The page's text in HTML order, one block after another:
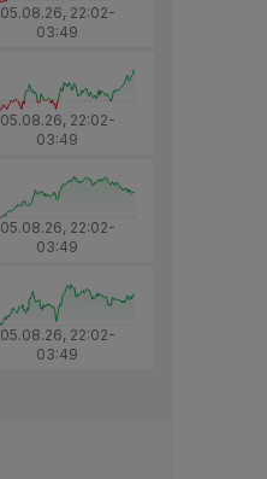
05.08.26, 22:02-
03:49
05.08.26, 22:02-
03:49
05.08.26, 22:02-
03:49
05.08.26, 22:02-
03:49